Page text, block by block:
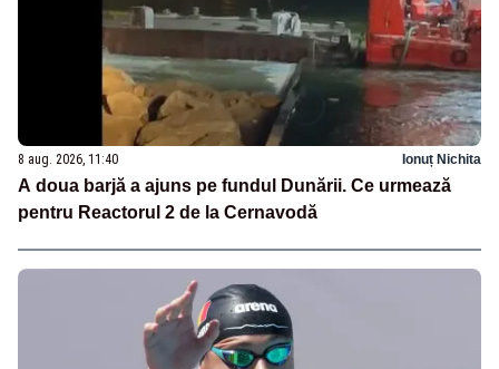
8 aug. 2026, 11:40 Ionuț Nichita
A doua barjă a ajuns pe fundul Dunării. Ce urmează
pentru Reactorul 2 de la Cernavodă